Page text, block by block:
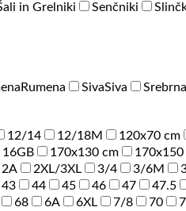
in Grelniki Senčniki
Rumena SivaSiva Srebrna
12/14 12/18M 120x70 cm
16GB 170x130 cm 170x150
2A 2XL/3XL 3/4 3/6M
43 44 45 46 47 47.5
68 6A 6XL 7/8 70